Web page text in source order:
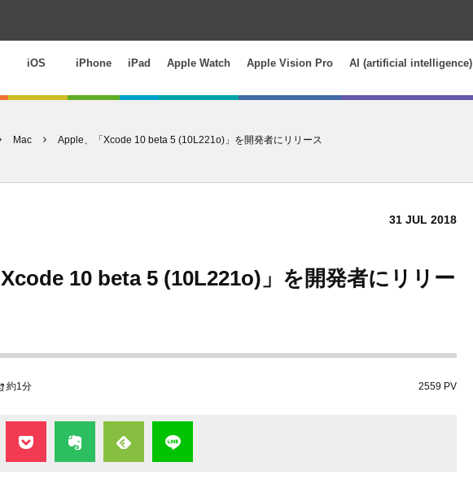
iOS iPhone iPad Apple Watch Apple Vision Pro AI (artificial intelligence)
Mac Apple、「Xcode 10 beta 5 (10L221o)」を開発者にリリース
31 JUL 2018
10 beta 5 (10L221o)」を開発者にリリー
2559 PV
約1分